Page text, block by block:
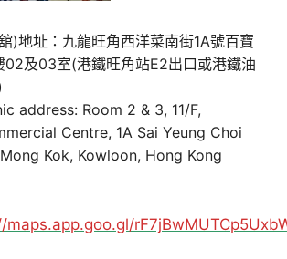
)地址：九龍旺角西洋菜南街1A號百寶
02及03室(港鐵旺角站E2出口或港鐵油
address: Room 2 & 3, 11/F,
Centre, 1A Sai Yeung Choi
Kok, Kowloon, Hong Kong
maps.app.goo.gl/